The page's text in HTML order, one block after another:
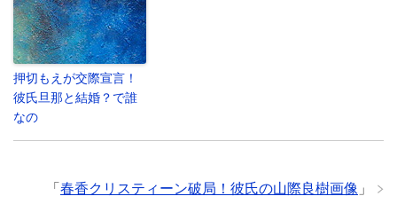
押切もえが交際宣言！
彼氏旦那と結婚？で誰
なの
「 春香クリスティーン破局！彼氏の山際良樹画像 」